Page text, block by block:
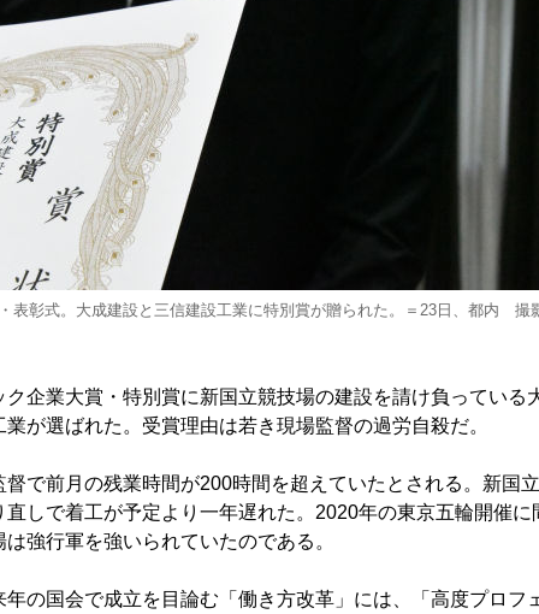
表彰式。大成建設と三信建設工業に特別賞が贈られた。＝23日、都内 撮
企業大賞・特別賞に新国立競技場の建設を請け負っている
が選ばれた。受賞理由は若き現場監督の過労自殺だ。
で前月の残業時間が200時間を超えていたとされる。新国
直しで着工が予定より一年遅れた。2020年の東京五輪開催に
強行軍を強いられていたのである。
の国会で成立を目論む「働き方改革」には、「高度プロフ